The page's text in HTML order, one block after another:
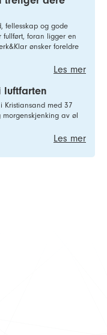
fellesskap og gode
fullført, foran ligger en
ønsker foreldre
Les mer
luftfarten
Kristiansand med 37
av øl
Les mer